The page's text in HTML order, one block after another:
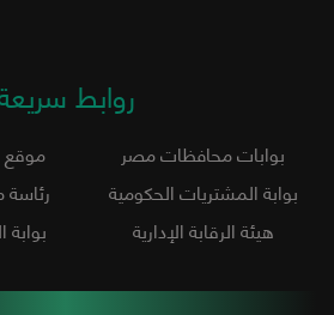
روابط
بوابات محافظات مصر
موقع
بوابة المشتريات الحكومية
رئاسة
هيئة الرقابة الإدارية
بوابة